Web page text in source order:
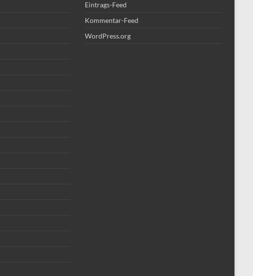
Eintrags-Feed
Kommentar-Feed
WordPress.org